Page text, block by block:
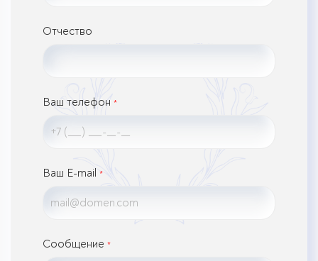
Отчество
Ваш телефон *
Ваш E-mail *
Сообщение *